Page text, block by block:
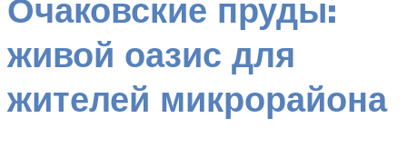
Очаковские пруды:
живой оазис для
жителей микрорайона